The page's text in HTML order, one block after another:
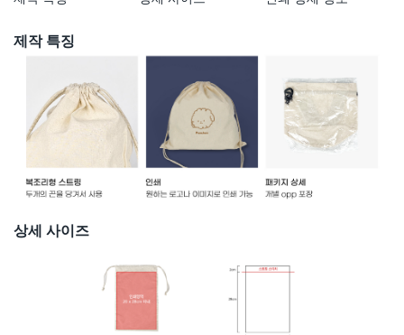
제작 특징
상세 사이즈